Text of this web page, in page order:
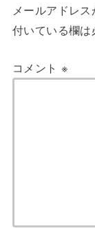
メールアドレ
付いている欄
コメント ※